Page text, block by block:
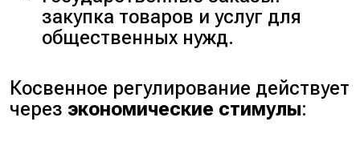
закупка товаров и услуг для
общественных нужд.
Косвенное регулирование действует
через экономические стимулы: